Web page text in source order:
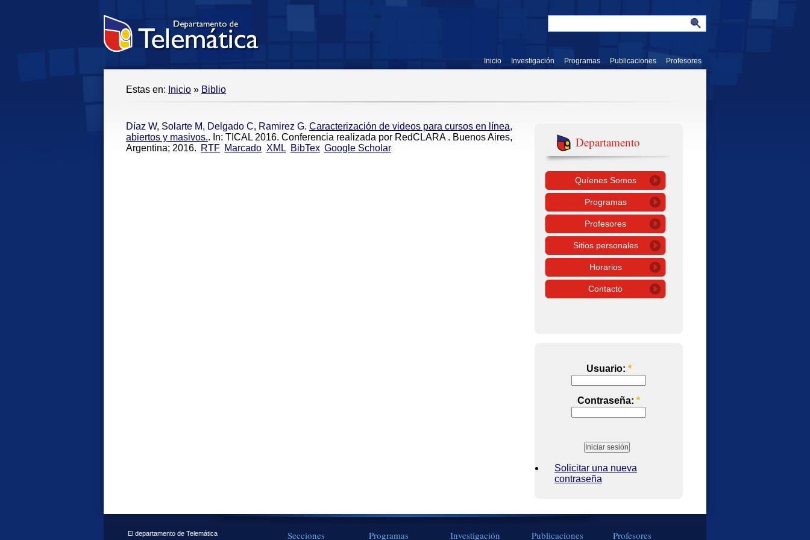
Inicio Investigación Programas Publicaciones Profesores
Estas en: Inicio » Biblio
Díaz W, Solarte M, Delgado C, Ramirez G. Caracterización de videos para cursos en línea,
abiertos y masivos.. In: TICAL 2016. Conferencia realizada por RedCLARA . Buenos Aires,
Argentina; 2016. RTF Marcado XML BibTex Google Scholar Departamento
Quíenes Somos
Programas
Profesores
Sitios personales
Horarios
Contacto
Usuario: *
Contraseña: *
Solicitar una nueva
contraseña
El departamento de Telemática
Secciones Programas Investigación Publicaciones Profesores